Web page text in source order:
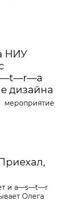
НИУ
дизайна
и a—s—t—r
Олега